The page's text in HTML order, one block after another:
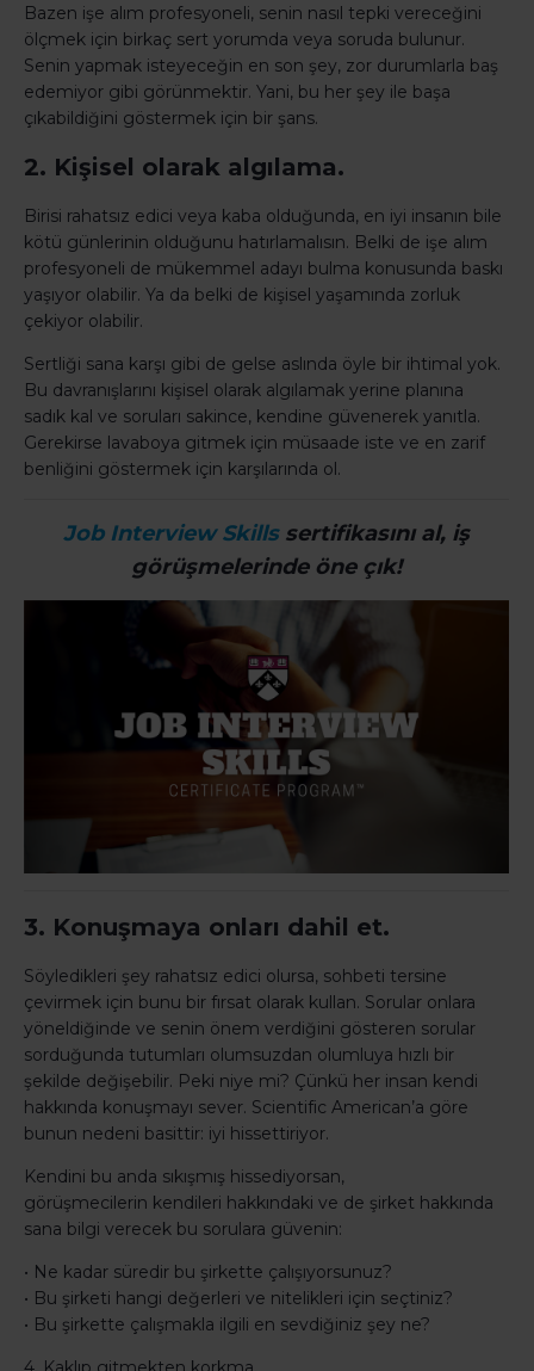
Bazen işe alım profesyoneli, senin nasıl tepki vereceğini
ölçmek için birkaç sert yorumda veya soruda bulunur.
Senin yapmak isteyeceğin en son şey, zor durumlarla baş
edemiyor gibi görünmektir. Yani, bu her şey ile başa
çıkabildiğini göstermek için bir şans.
2. Kişisel olarak algılama.
Birisi rahatsız edici veya kaba olduğunda, en iyi insanın bile
kötü günlerinin olduğunu hatırlamalısın. Belki de işe alım
profesyoneli de mükemmel adayı bulma konusunda baskı
yaşıyor olabilir. Ya da belki de kişisel yaşamında zorluk
çekiyor olabilir.
Sertliği sana karşı gibi de gelse aslında öyle bir ihtimal yok.
Bu davranışlarını kişisel olarak algılamak yerine planına
sadık kal ve soruları sakince, kendine güvenerek yanıtla.
Gerekirse lavaboya gitmek için müsaade iste ve en zarif
benliğini göstermek için karşılarında ol.
Job Interview Skillssertifikasını al, iş
görüşmelerinde öne çık!
3. Konuşmaya onları dahil et.
Söyledikleri şey rahatsız edici olursa, sohbeti tersine
çevirmek için bunu bir fırsat olarak kullan. Sorular onlara
yöneldiğinde ve senin önem verdiğini gösteren sorular
sorduğunda tutumları olumsuzdan olumluya hızlı bir
şekilde değişebilir. Peki niye mi? Çünkü her insan kendi
hakkında konuşmayı sever. Scientific American’a göre
bunun nedeni basittir: iyi hissettiriyor.
Kendini bu anda sıkışmış hissediyorsan,
görüşmecilerin kendileri hakkındaki ve de şirket hakkında
sana bilgi verecek bu sorulara güvenin:
• Ne kadar süredir bu şirkette çalışıyorsunuz?
• Bu şirketi hangi değerleri ve nitelikleri için seçtiniz?
• Bu şirkette çalışmakla ilgili en sevdiğiniz şey ne?